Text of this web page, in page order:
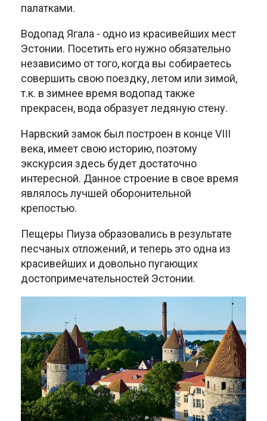
палатками.
Водопад Ягала - одно из красивейших мест
Эстонии. Посетить его нужно обязательно
независимо от того, когда вы собираетесь
совершить свою поездку, летом или зимой,
т.к. в зимнее время водопад также
прекрасен, вода образует ледяную стену.
Нарвский замок был построен в конце VIII
века, имеет свою историю, поэтому
экскурсия здесь будет достаточно
интересной. Данное строение в свое время
являлось лучшей оборонительной
крепостью.
Пещеры Пиуза образовались в результате
песчаных отложений, и теперь это одна из
красивейших и довольно пугающих
достопримечательностей Эстонии.